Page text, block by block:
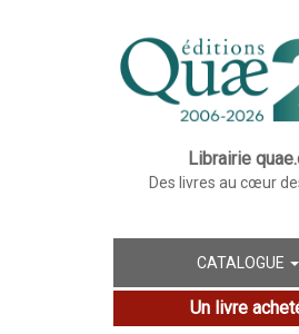
Librairie
Des livres au cœur
CATALOGUE
Un livre